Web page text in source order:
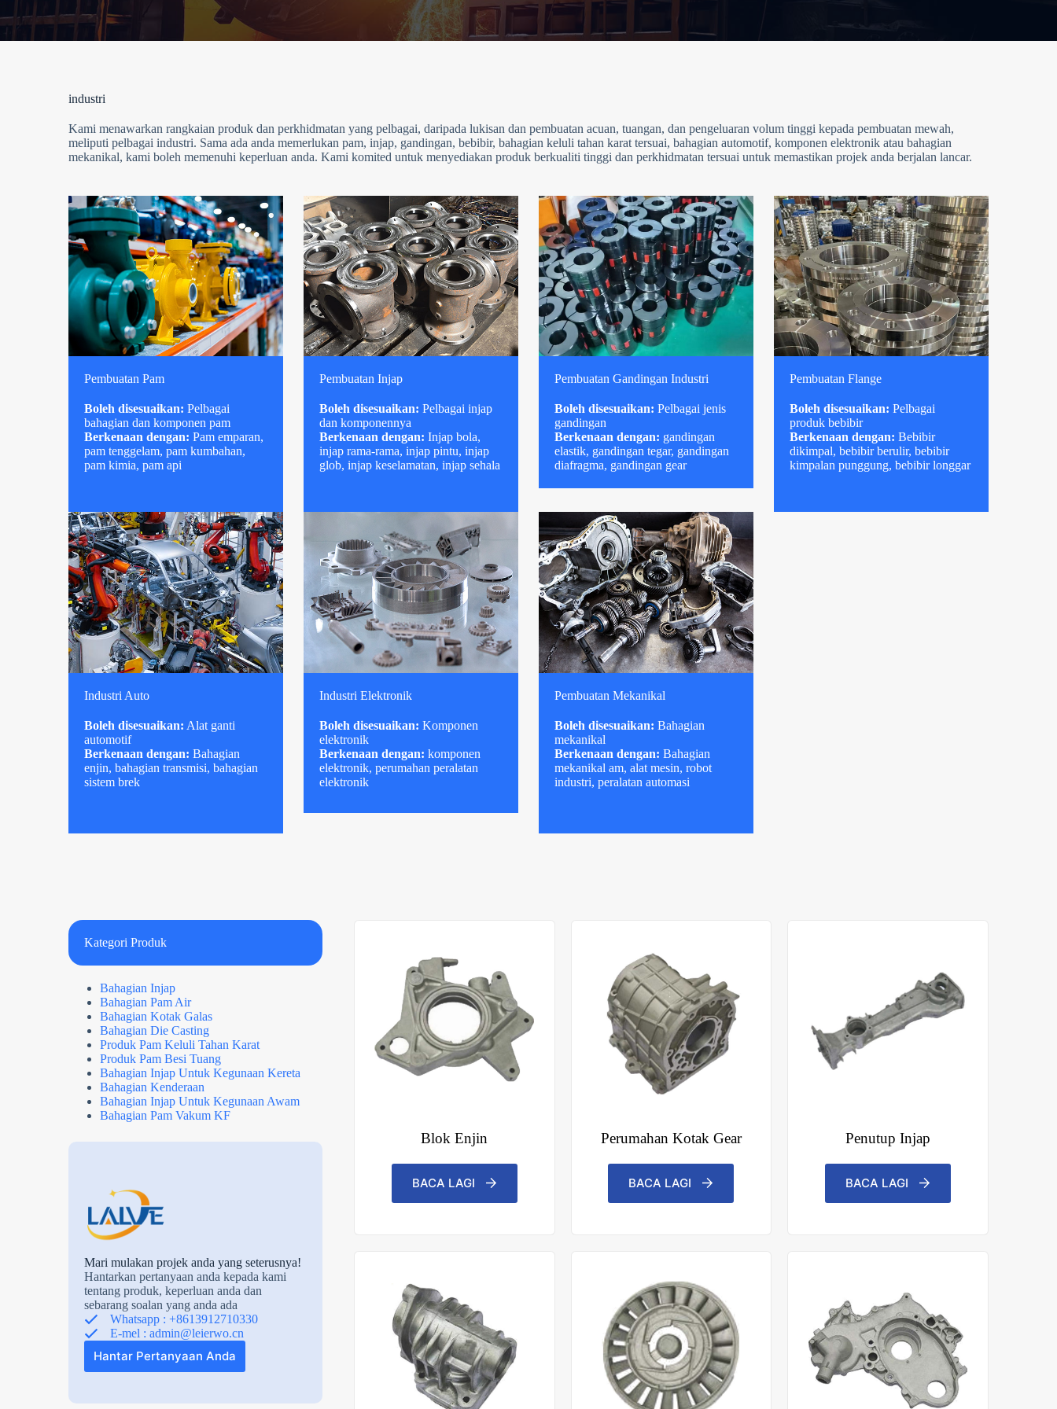
industri
Kami menawarkan rangkaian produk dan perkhidmatan yang pelbagai, daripada lukisan dan pembuatan acuan, tuangan, dan pengeluaran volum tinggi kepada pembuatan mewah,
meliputi pelbagai industri. Sama ada anda memerlukan pam, injap, gandingan, bebibir, bahagian keluli tahan karat tersuai, bahagian automotif, komponen elektronik atau bahagian
mekanikal, kami boleh memenuhi keperluan anda. Kami komited untuk menyediakan produk berkualiti tinggi dan perkhidmatan tersuai untuk memastikan projek anda berjalan lancar.
Pembuatan Pam
Boleh disesuaikan: Pelbagai
bahagian dan komponen pam
Berkenaan dengan: Pam emparan,
pam tenggelam, pam kumbahan,
pam kimia, pam api
Pembuatan Injap
Boleh disesuaikan: Pelbagai injap
dan komponennya
Berkenaan dengan: Injap bola,
injap rama-rama, injap pintu, injap
glob, injap keselamatan, injap sehala
Pembuatan Gandingan Industri
Boleh disesuaikan: Pelbagai jenis
gandingan
Berkenaan dengan: gandingan
elastik, gandingan tegar, gandingan
diafragma, gandingan gear
Pembuatan Flange
Boleh disesuaikan: Pelbagai
produk bebibir
Berkenaan dengan: Bebibir
dikimpal, bebibir berulir, bebibir
kimpalan punggung, bebibir longgar
Industri Auto
Boleh disesuaikan: Alat ganti
automotif
Berkenaan dengan: Bahagian
enjin, bahagian transmisi, bahagian
sistem brek
Industri Elektronik
Boleh disesuaikan: Komponen
elektronik
Berkenaan dengan: komponen
elektronik, perumahan peralatan
elektronik
Pembuatan Mekanikal
Boleh disesuaikan: Bahagian
mekanikal
Berkenaan dengan: Bahagian
mekanikal am, alat mesin, robot
industri, peralatan automasi
Kategori Produk
Bahagian Injap
Bahagian Pam Air
Bahagian Kotak Galas
Bahagian Die Casting
Produk Pam Keluli Tahan Karat
Produk Pam Besi Tuang
Bahagian Injap Untuk Kegunaan Kereta
Bahagian Kenderaan
Bahagian Injap Untuk Kegunaan Awam
Bahagian Pam Vakum KF
Mari mulakan projek anda yang seterusnya!
Hantarkan pertanyaan anda kepada kami
tentang produk, keperluan anda dan
sebarang soalan yang anda ada
Whatsapp : +8613912710330
E-mel :admin@leierwo.cn
Hantar Pertanyaan Anda
Blok Enjin
BACA LAGI
Perumahan Kotak Gear
BACA LAGI
Penutup Injap
BACA LAGI